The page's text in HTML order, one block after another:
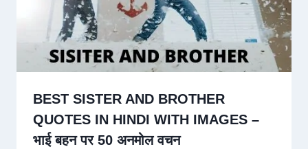
BEST SISTER AND BROTHER
QUOTES IN HINDI WITH IMAGES –
भाई बहन पर 50 अनमोल वचन